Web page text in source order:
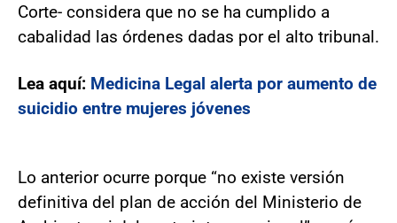
Corte- considera que no se ha cumplido a
cabalidad las órdenes dadas por el alto tribunal.
Lea aquí: Medicina Legal alerta por aumento de
suicidio entre mujeres jóvenes
Lo anterior ocurre porque “no existe versión
definitiva del plan de acción del Ministerio de